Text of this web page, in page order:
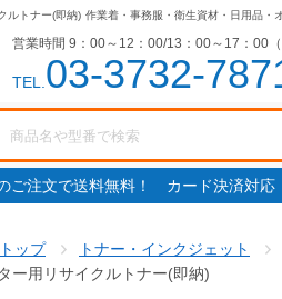
ルトナー(即納) 作業着・事務服・衛生資材・日用品・
営業時間 9：00～12：00/13：00～17：00（
TEL.03-3732-
ご注文で送料無料！ カード決済対応
ップ トナー・インクジェット
ー用リサイクルトナー(即納)